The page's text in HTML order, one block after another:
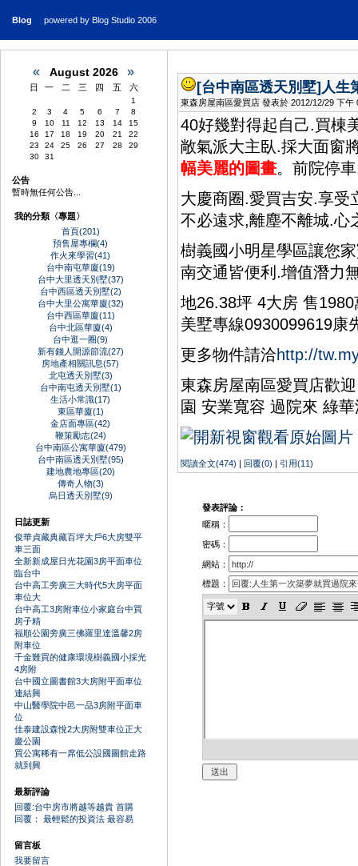
Blog powered by Blog Studio 2006
« August 2026 »
日 一 二 三 四 五 六
1
2
3 4 5 6 7
8
9
10 11 12 13 14
15
16
17 18 19 20 21
22
23
24 25 26 27 28
29
30
31
公告
暫時無任何公告...
我的分類〈專題〉
首頁(201)
預售屋專欄(4)
作火來學習(41)
台中南屯華廈(19)
台中大里透天別墅(37)
台中西區透天別墅(2)
台中大里公寓華廈(32)
台中西區華廈(11)
台中北區華廈(4)
台中逛一圈(9)
新有錢人開源節流(27)
房地產相關訊息(57)
北屯透天別墅(3)
台中南屯透天別墅(1)
生活小常識(17)
東區華廈(1)
金店面專區(42)
鞭策勵志(24)
台中南區公寓華廈(479)
台中南區透天別墅(95)
建地農地專區(20)
傳奇人物(3)
烏日透天別墅(9)
日誌更新
俊華貞藏典藏百坪大戶6大房雙平
車三面
全新新成屋日光花園3房平面車位
臨台中
台中高工旁廣三大時代5大房平面
車位大
台中高工3房附車位小家庭台中買
房子精
福順公園旁廣三佛羅里達溫馨2房
附車位
千金難買的健康環境樹義國小採光
4房附
台中國立圖書館3大房附平面車位
連結興
中山醫學院中邑一品3房附平面車
位
佳泰建設森悅2大房附雙車位正大
慶公園
買公寓稀有一席低公設國圖館走路
就到興
最新評論
回覆:台中房市將越等越貴 首購
回覆： 最輕鬆的投資法 最容易
留言板
我要留言
[台中南區透天別墅] 人生
東森房屋南區愛買店 發表於 2012/12/29 下午
40好幾對得起自己.買棟
敞氣派大主臥.採大面窗
幅美麗的圖畫。前院停
大慶商圈.愛買吉安.享受
不必遠求,離塵不離城.心
樹義國小明星學區讓您
南交通皆便利.增值潛力
地26.38坪 4大房 售
美墅專線0930099619康
更多物件請洽http://
東森房屋南區愛買店歡
園 安業寬容 過院來 綠
閱讀全文(474) | 回覆(0) | 引用(11)
發表評論：
暱稱：
密碼：
網站：
標題：